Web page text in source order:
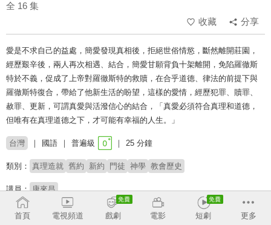
全 16 集
收藏
分享
愛是不求自己的益處，簡愛發現真相後，拒絕世俗情慾，斷然離開莊園，
經歷艱辛後，兩人再次相遇、結合，簡愛甘願背負十架離開，免陷羅徹斯
特於不義，促成了上帝對羅徹斯特的救贖，在合乎道德、律法的前提下與
羅徹斯特復合，帶給了他新生活的盼望，這樣的愛情，經歷犯罪、贖罪、
赦罪、更新，可謂真愛與活潑信心的結合，「真愛必須符合真理和道德，
但唯有在真理道德之下，才可能有幸福的人生。」
台灣 國語 普遍級 25 分鐘
類別： 真理造就 舊約 新約 門徒 神學 教會歷史
講員： 康來昌
首頁 電視頻道 戲劇 電影 短劇 更多